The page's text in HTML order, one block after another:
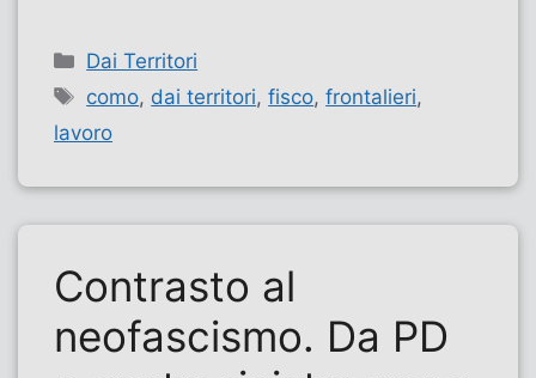
Categorie
Dai Territori
Tag
como, dai territori,fisco,frontalieri,
lavoro
Contrasto al
neofascismo. Da PD